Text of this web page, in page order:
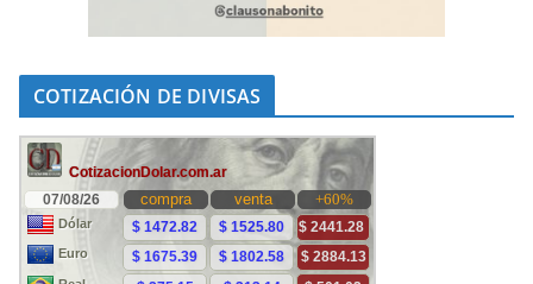
COTIZACIÓN DE DIVISAS